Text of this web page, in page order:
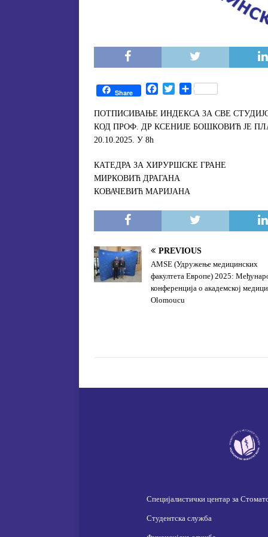
Share
c
e
o
i
t
r
S
a
r
ПОТПИСИВАЊЕ ИНДЕКСА ЗА СВЕ
КОД ПРОФ. ДР КСЕНИЈЕ БОШКОВИЋ ЈЕ
20.10.2025. У 8h
КАТЕДРА ЗА ХИРУРШСКЕ ГРАНЕ
МИРКОВИЋ ДРАГАНА
КОВАЧЕВИЋ МАРИЈАНА
PREVIOUS
АМSE (Удружење медицинских
факултета Европе) 2025:
конференција о академској
Olomoucu
Специјалистички центар за
Студентска служба